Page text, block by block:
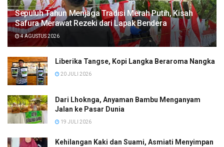
Sepuluh Tahun Menjaga Tradisi Merah Putih, Kisah
Safura Merawat Rezeki dari Lapak Bendera
4 AGUSTUS 2026
Liberika Tangse, Kopi Langka Beraroma Nangka
20 JULI 2026
Dari Lhoknga, Anyaman Bambu Menganyam
Jalan ke Pasar Dunia
19 JULI 2026
Kehilangan Kaki dan Suami, Asmiati Menyimpan